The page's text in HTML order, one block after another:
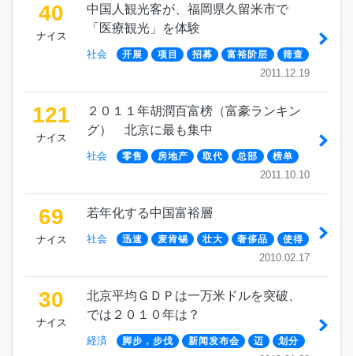
40
ナイス
中国人観光客が、福岡県久留米市で
「医療観光」を体験
社会 开展 项目 招募 富裕阶层 筛查
2011.12.19
121
ナイス
２０１１年胡潤百富榜（富豪ランキン
グ） 北京に最も集中
社会 零售 房地产 取代 总部 榜单
2011.10.10
69
ナイス
若年化する中国富裕層
社会 迅速 麦肯锡 壮大 奢侈品 使得
2010.02.17
30
ナイス
北京平均ＧＤＰは一万米ドルを突破、
では２０１０年は？
経済 脚步，步伐 新闻发布会 迈 划分